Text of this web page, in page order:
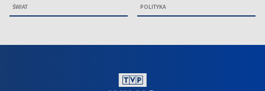
ŚWIAT POLITYKA